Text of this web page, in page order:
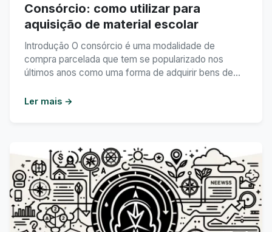
Consórcio: como utilizar para
aquisição de material escolar
Introdução O consórcio é uma modalidade de
compra parcelada que tem se popularizado nos
últimos anos como uma forma de adquirir bens de
utilizam o consórcio para adquirir carros, imóveis e
Ler mais →